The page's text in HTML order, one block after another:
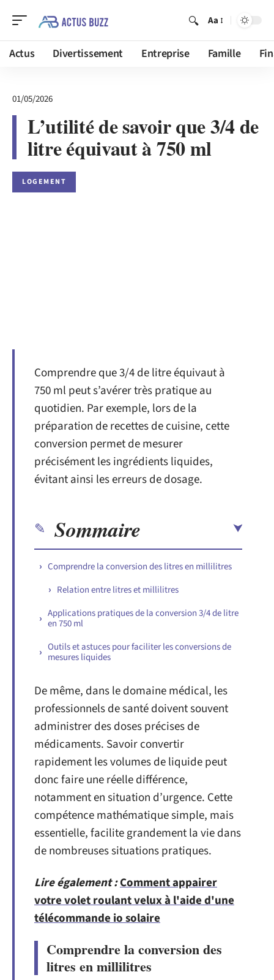
Aa
Actus Divertissement Entreprise Famille
01/05/2026
L’utilité de savoir que 3/4 de
litre équivaut à 750 ml
LOGEMENT
Comprendre que 3/4 de litre équivaut à
750 ml peut s’avérer très pratique au
quotidien. Par exemple, lors de la
préparation de recettes de cuisine, cette
conversion permet de mesurer
précisément les ingrédients liquides,
évitant ainsi les erreurs de dosage.
Sommaire
Comprendre la conversion des litres en millilitres
Relation entre litres et millilitres
Applications pratiques de la conversion 3/4 de litre
en 750 ml
Outils et astuces pour faciliter les conversions de
mesures liquides
De même, dans le domaine médical, les
professionnels de santé doivent souvent
administrer des doses précises de
médicaments. Savoir convertir
rapidement les volumes de liquide peut
donc faire une réelle différence,
notamment en situation d’urgence. Cette
compétence mathématique simple, mais
essentielle, facilite grandement la vie dans
de nombreuses situations pratiques.
Lire également :Comment appairer
votre volet roulant velux à l'aide d'une
télécommande io solaire
Comprendre la conversion des
litres en millilitres